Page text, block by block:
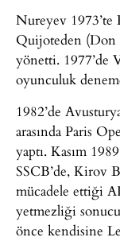
Nureyev
Quijoteden (Don
yönetti. 1977’de
oyunculuk
1982’de
arasında Paris
yaptı. Kasım
SSCB’de, Kirov
mücadele ettiği
yetmezliği
önce kendisine